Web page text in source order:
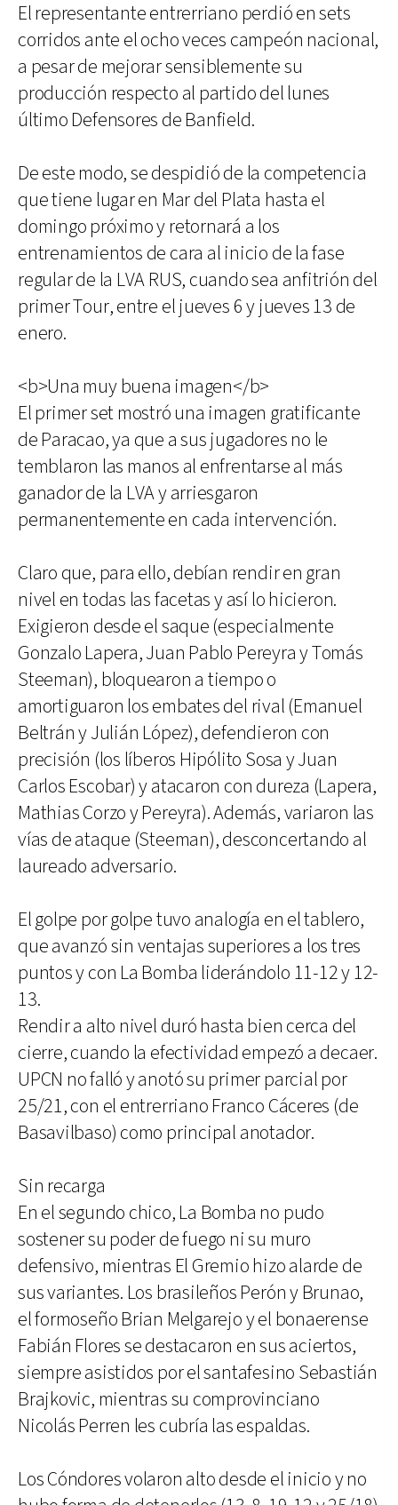
El representante entrerriano perdió en sets
corridos ante el ocho veces campeón nacional,
a pesar de mejorar sensiblemente su
producción respecto al partido del lunes
último Defensores de Banfield.
De este modo, se despidió de la competencia
que tiene lugar en Mar del Plata hasta el
domingo próximo y retornará a los
entrenamientos de cara al inicio de la fase
regular de la LVA RUS, cuando sea anfitrión del
primer Tour, entre el jueves 6 y jueves 13 de
enero.
<b>Una muy buena imagen</b>
El primer set mostró una imagen gratificante
de Paracao, ya que a sus jugadores no le
temblaron las manos al enfrentarse al más
ganador de la LVA y arriesgaron
permanentemente en cada intervención.
Claro que, para ello, debían rendir en gran
nivel en todas las facetas y así lo hicieron.
Exigieron desde el saque (especialmente
Gonzalo Lapera, Juan Pablo Pereyra y Tomás
Steeman), bloquearon a tiempo o
amortiguaron los embates del rival (Emanuel
Beltrán y Julián López), defendieron con
precisión (los líberos Hipólito Sosa y Juan
Carlos Escobar) y atacaron con dureza (Lapera,
Mathias Corzo y Pereyra). Además, variaron las
vías de ataque (Steeman), desconcertando al
laureado adversario.
El golpe por golpe tuvo analogía en el tablero,
que avanzó sin ventajas superiores a los tres
puntos y con La Bomba liderándolo 11-12 y 12-
13.
Rendir a alto nivel duró hasta bien cerca del
cierre, cuando la efectividad empezó a decaer.
UPCN no falló y anotó su primer parcial por
25/21, con el entrerriano Franco Cáceres (de
Basavilbaso) como principal anotador.
Sin recarga
En el segundo chico, La Bomba no pudo
sostener su poder de fuego ni su muro
defensivo, mientras El Gremio hizo alarde de
sus variantes. Los brasileños Perón y Brunao,
el formoseño Brian Melgarejo y el bonaerense
Fabián Flores se destacaron en sus aciertos,
siempre asistidos por el santafesino Sebastián
Brajkovic, mientras su comprovinciano
Nicolás Perren les cubría las espaldas.
Los Cóndores volaron alto desde el inicio y no